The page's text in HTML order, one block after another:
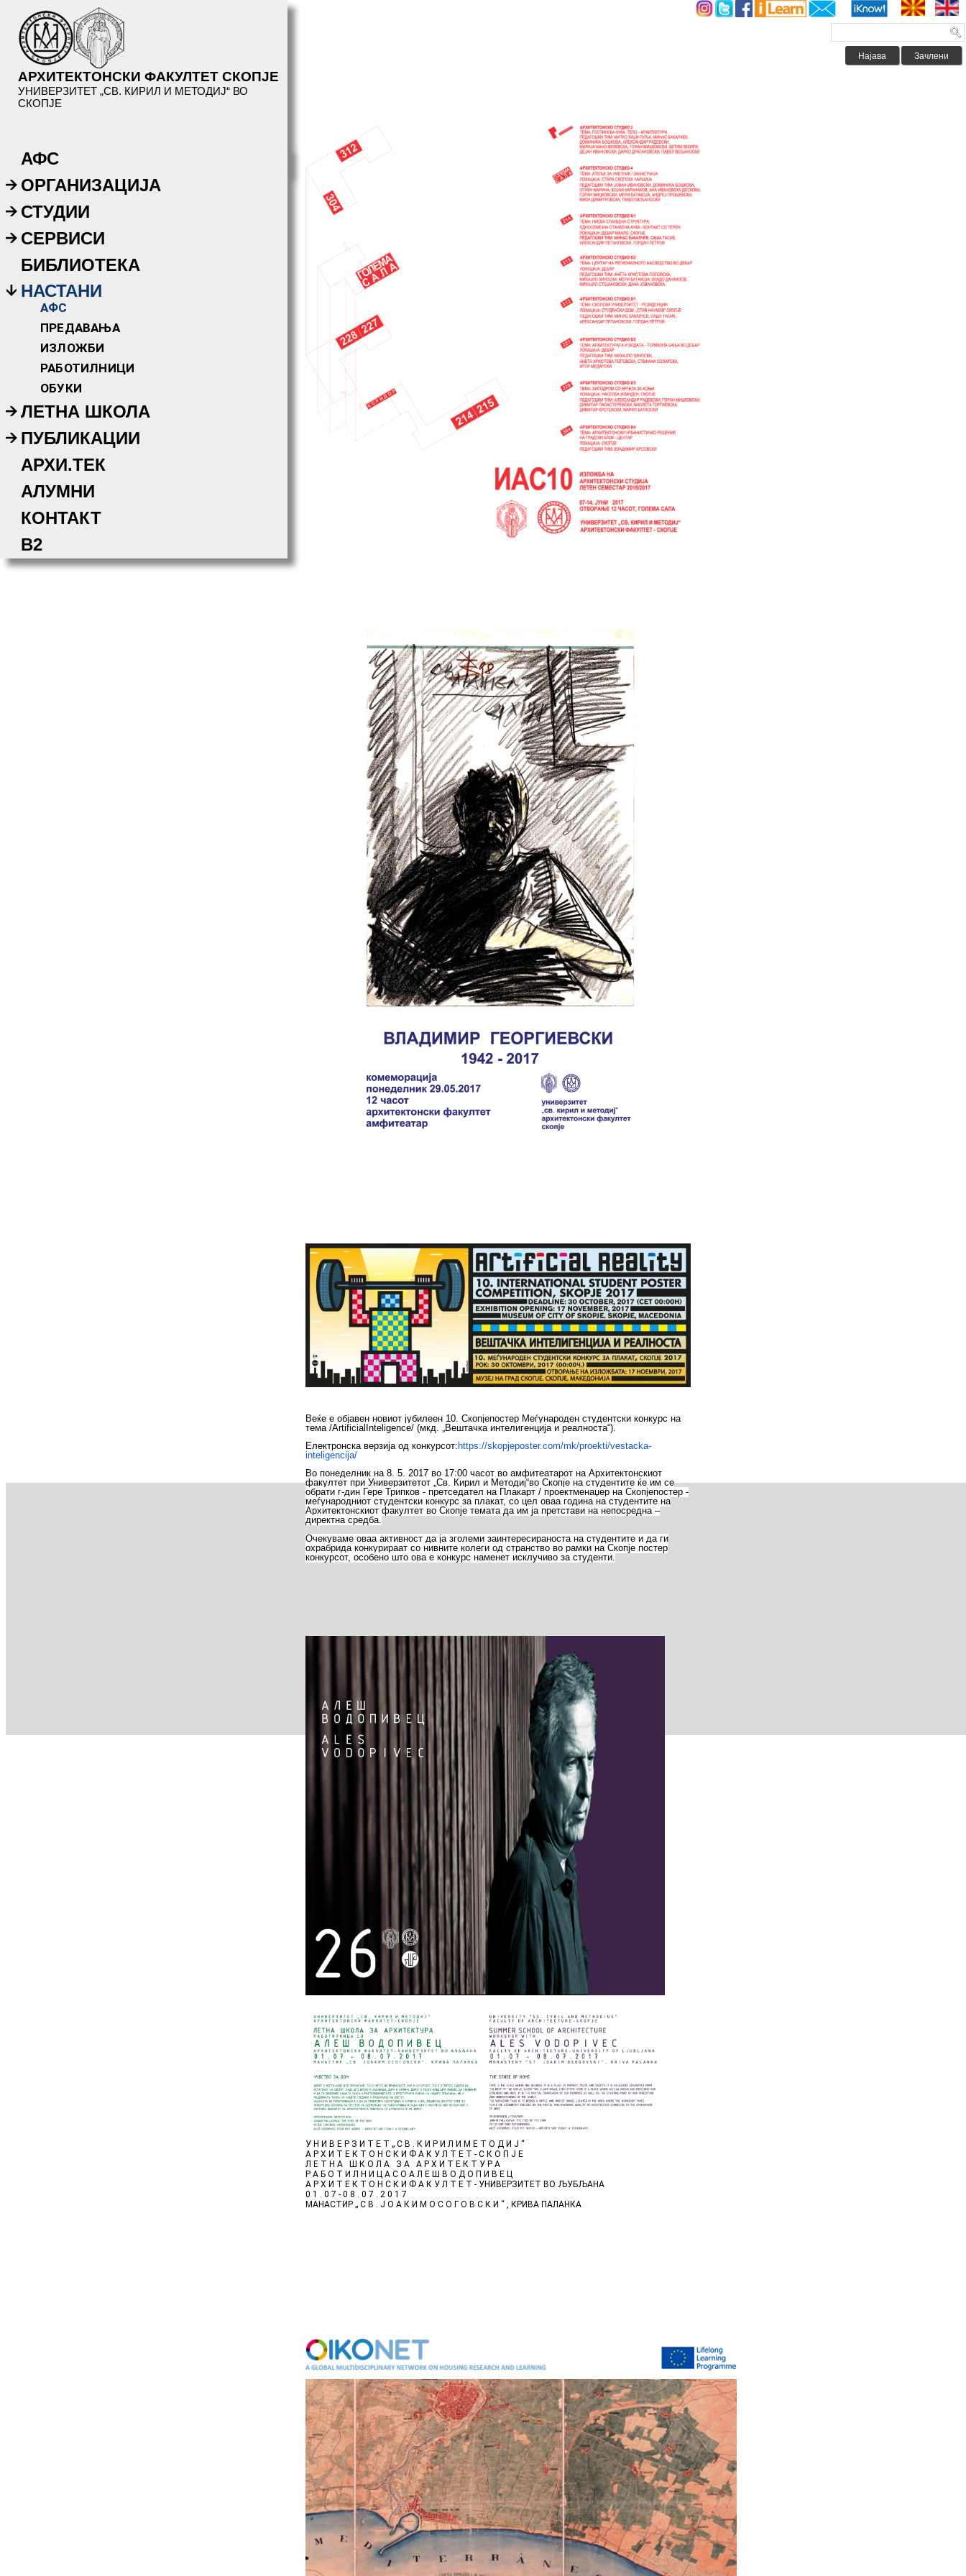
АРХИТЕКТОНСКИ ФАКУЛТЕТ СКОПЈЕ
УНИВЕРЗИТЕТ „СВ. КИРИЛ И МЕТОДИЈ“ ВО
СКОПЈЕ
АФС
ОРГАНИЗАЦИЈА
СТУДИИ
СЕРВИСИ
БИБЛИОТЕКА
НАСТАНИ
АФС
ПРЕДАВАЊА
ИЗЛОЖБИ
РАБОТИЛНИЦИ
ОБУКИ
ЛЕТНА ШКОЛА
ПУБЛИКАЦИИ
АРХИ.ТЕК
АЛУМНИ
КОНТАКТ
B2
Најава Зачлени
Веќе е објавен новиот јубилеен 10. Скопјепостер Меѓународен студентски конкурс на
тема /ArtificialInteligence/ (мкд. „Вештачка интелигенција и реалноста“).
Електронска верзија од конкурсот: https://skopjeposter.com/mk/proekti/vestacka-
inteligencija/
Во понеделник на 8. 5. 2017 во 17:00 часот во амфитеатарот на Архитектонскиот
факултет при Универзитетот „Св. Кирил и Методиј“во Скопје на студентите ќе им се
обрати г-дин Гере Трипков - претседател на Плакарт / проектменаџер на Скопјепостер -
меѓународниот студентски конкурс за плакат, со цел оваа година на студентите на
Архитектонскиот факултет во Скопје темата да им ја претстави на непосредна –
директна средба.
Очекуваме оваа активност да ја зголеми заинтересираноста на студентите и да ги
охрабрида конкурираат со нивните колеги од странство во рамки на Скопје постер
конкурсот, особено што ова е конкурс наменет исклучиво за студенти.
У Н И В Е Р З И Т Е Т „ С В . К И Р И Л И М Е Т О Д И Ј “
А Р Х И Т Е К Т О Н С К И Ф А К У Л Т Е Т - С К О П Ј Е
Л Е Т Н А Ш К О Л А З А А Р Х И Т Е К Т У Р А
Р А Б О Т И Л Н И Ц А С О А Л Е Ш В О Д О П И В Е Ц
А Р Х И Т Е К Т О Н С К И Ф А К У Л Т Е Т - УНИВЕРЗИТЕТ ВО ЉУБЉАНА
0 1 . 0 7 - 0 8 . 0 7 . 2 0 1 7
МАНАСТИР „ С В . Ј О А К И М О С О Г О В С К И “ , КРИВА ПАЛАНКА